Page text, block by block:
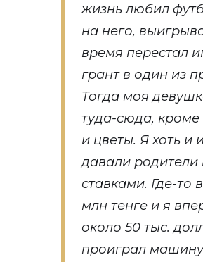
жизнь любил
на него,
время перестал
грант в один из
Тогда моя
туда-сюда,
и цветы. Я хоть и
давали родители
ставками. Где-то
млн тенге и я
около 50 тыс.
проиграл